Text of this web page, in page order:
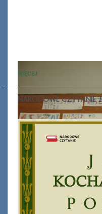
WIĘCEJ
NARODOWE CZYTANIE